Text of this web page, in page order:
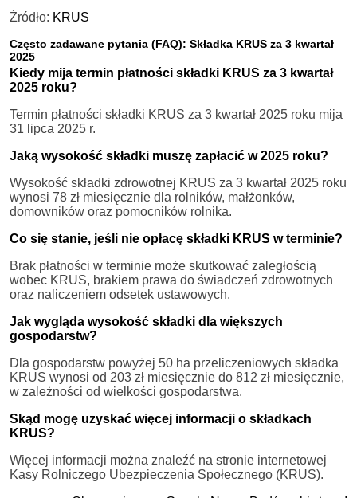
Źródło: KRUS
Często zadawane pytania (FAQ): Składka KRUS za 3 kwartał
2025
Kiedy mija termin płatności składki KRUS za 3 kwartał
2025 roku?
Termin płatności składki KRUS za 3 kwartał 2025 roku mija
31 lipca 2025 r.
Jaką wysokość składki muszę zapłacić w 2025 roku?
Wysokość składki zdrowotnej KRUS za 3 kwartał 2025 roku
wynosi 78 zł miesięcznie dla rolników, małżonków,
domowników oraz pomocników rolnika.
Co się stanie, jeśli nie opłacę składki KRUS w terminie?
Brak płatności w terminie może skutkować zaległością
wobec KRUS, brakiem prawa do świadczeń zdrowotnych
oraz naliczeniem odsetek ustawowych.
Jak wygląda wysokość składki dla większych
gospodarstw?
Dla gospodarstw powyżej 50 ha przeliczeniowych składka
KRUS wynosi od 203 zł miesięcznie do 812 zł miesięcznie,
w zależności od wielkości gospodarstwa.
Skąd mogę uzyskać więcej informacji o składkach
KRUS?
Więcej informacji można znaleźć na stronie internetowej
Kasy Rolniczego Ubezpieczenia Społecznego (KRUS).